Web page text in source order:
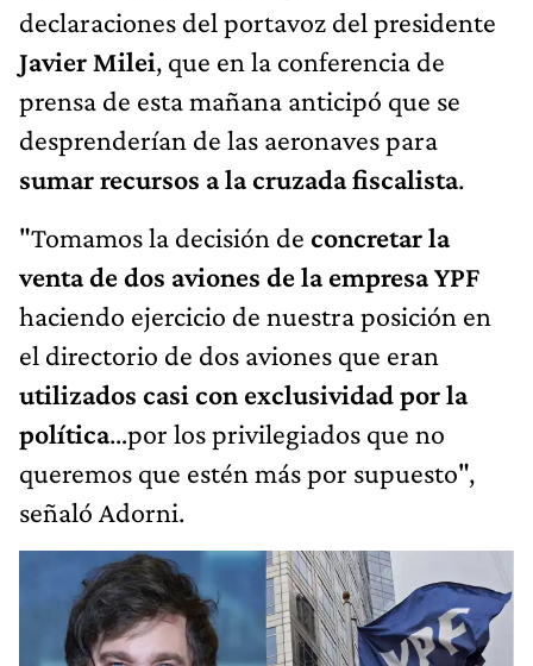
declaraciones del portavoz del presidente
Javier Milei, que en la conferencia de
prensa de esta mañana anticipó que se
desprenderían de las aeronaves para
sumar recursos a la cruzada fiscalista.
"Tomamos la decisión de concretar la
venta de dos aviones de la empresa YPF
haciendo ejercicio de nuestra posición en
el directorio de dos aviones que eran
utilizados casi con exclusividad por la
política…por los privilegiados que no
queremos que estén más por supuesto",
señaló Adorni.